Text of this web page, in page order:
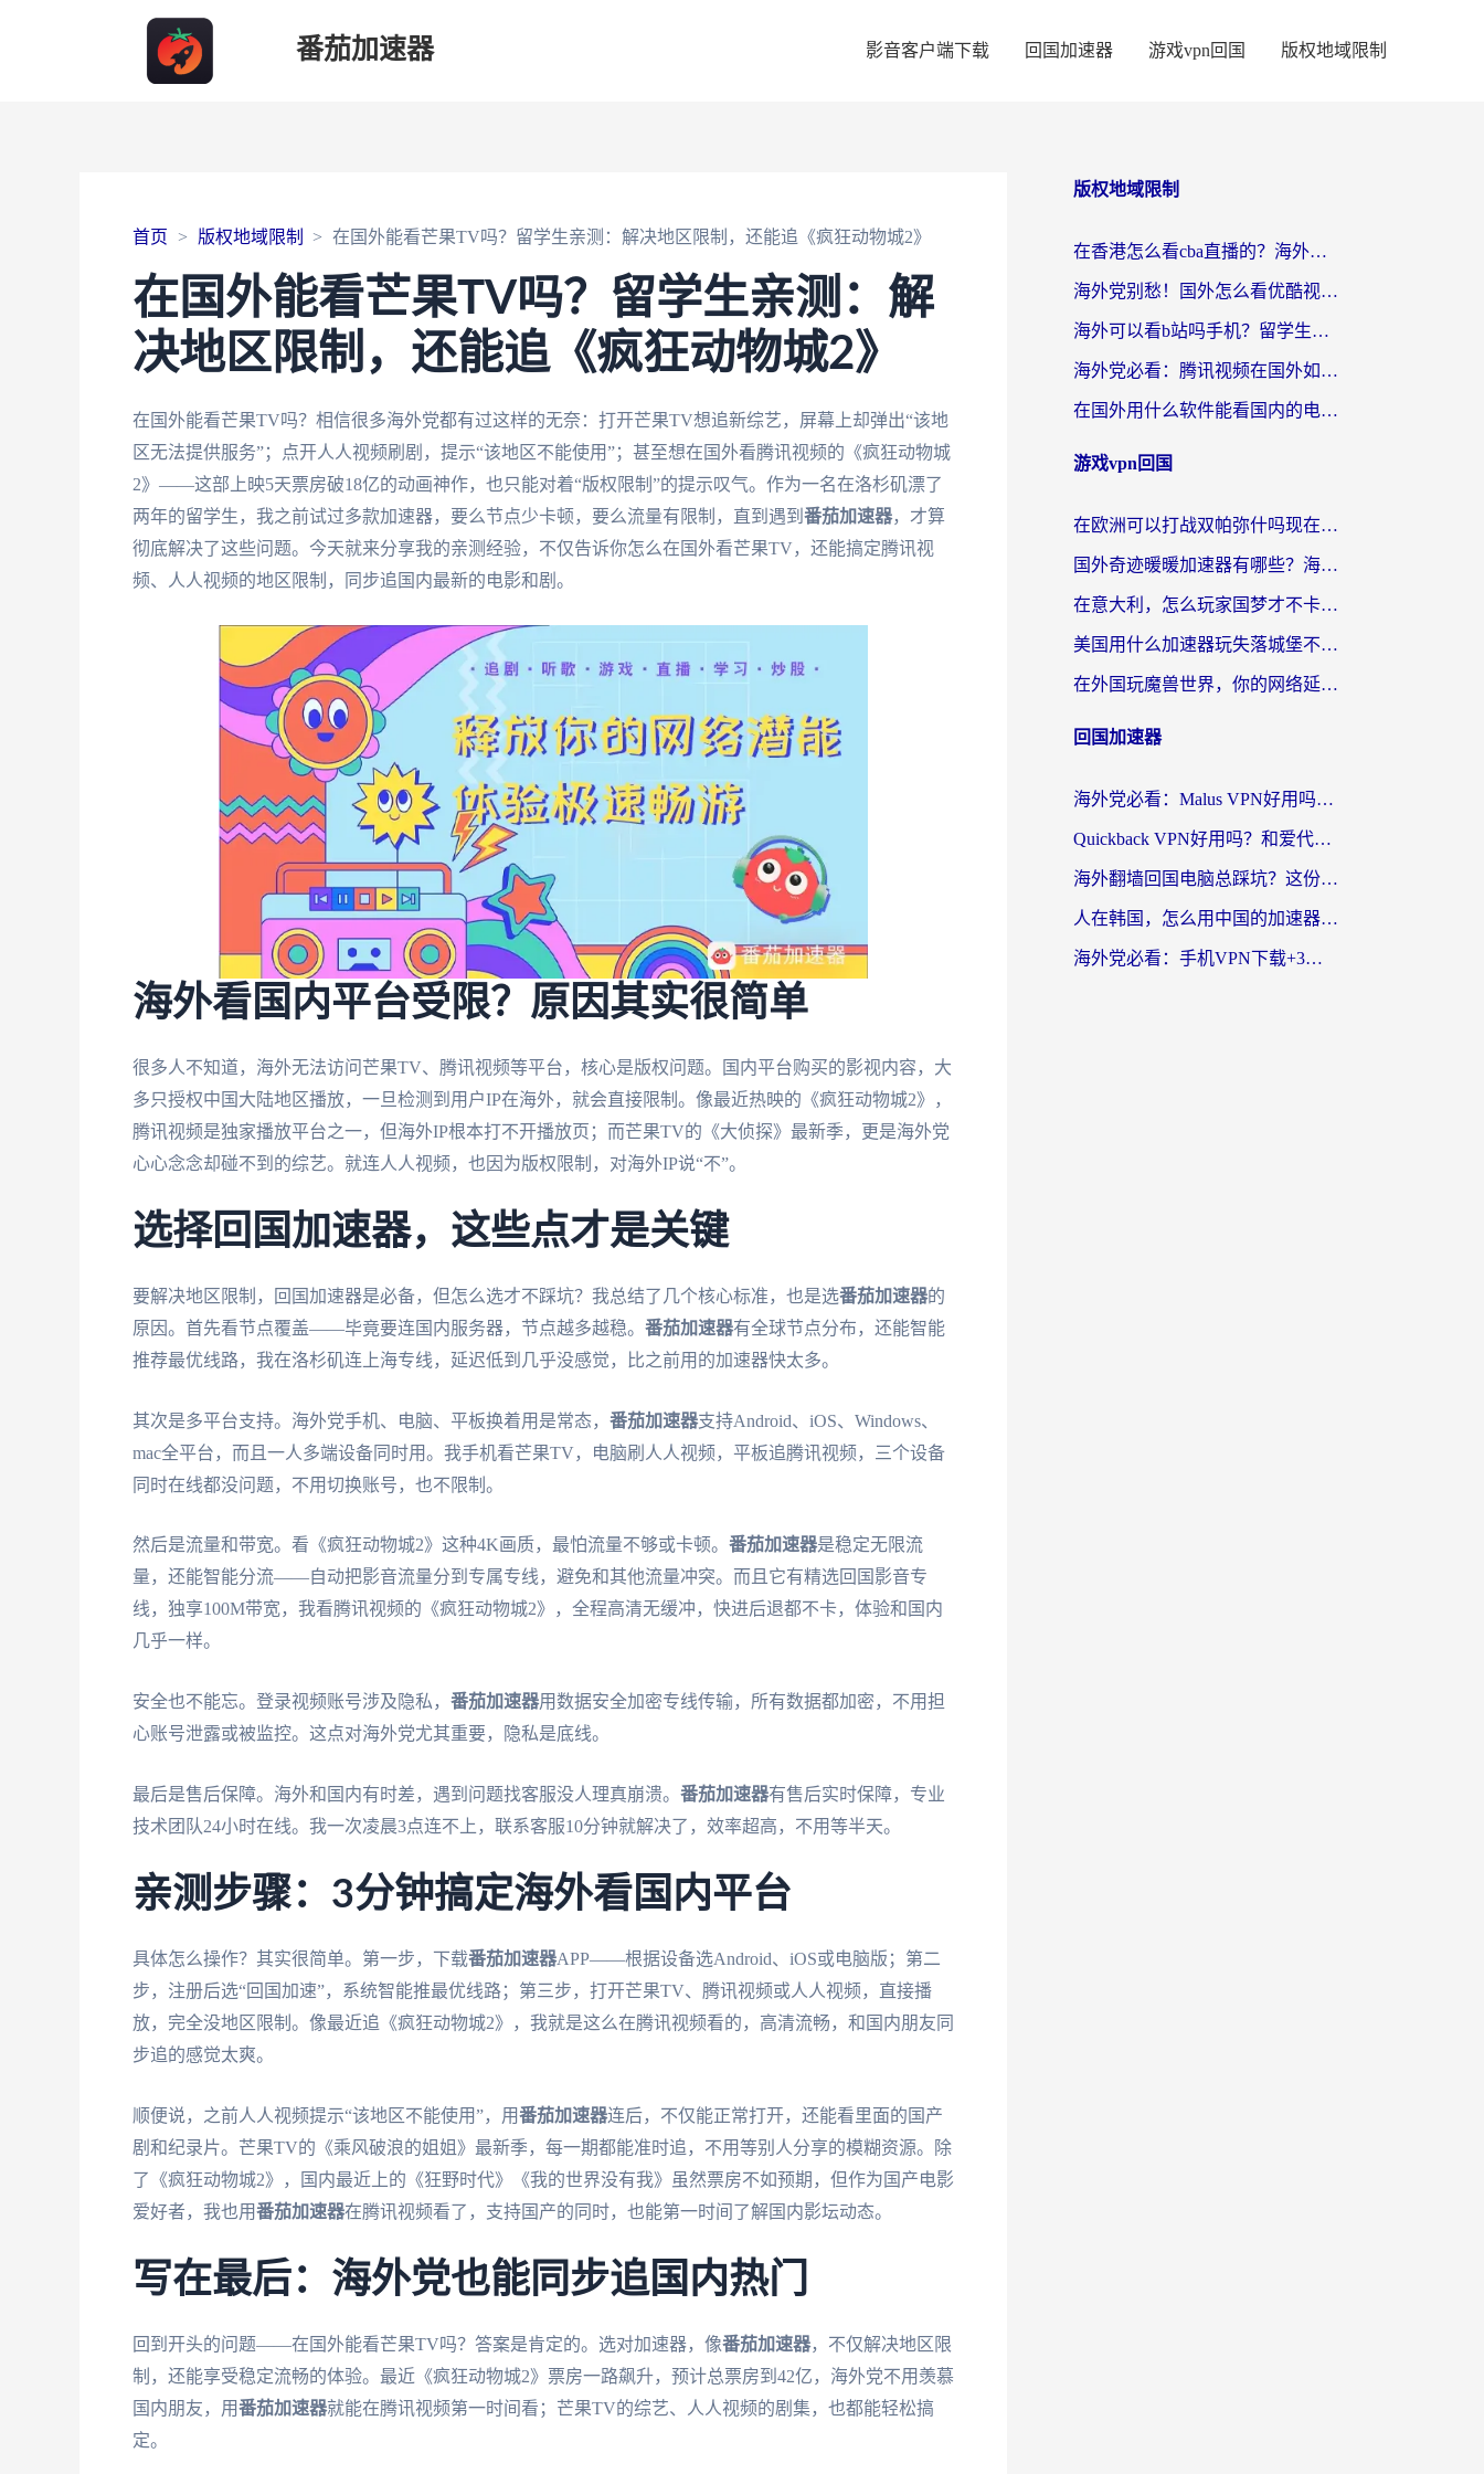
番茄加速器 影音客户端下载 回国加速器 游戏vpn回国 版权地域限制
首页 版权地域限制 在国外能看芒果TV吗？留学生亲测：解决地区限制，还能追《疯狂动物城2》
在国外能看芒果TV吗？留学生亲测：解
决地区限制，还能追《疯狂动物城2》
在国外能看芒果TV吗？相信很多海外党都有过这样的无奈：打开芒果TV想追新综艺，屏幕上却弹出“该地
区无法提供服务”；点开人人视频刷剧，提示“该地区不能使用”；甚至想在国外看腾讯视频的《疯狂动物城
2》——这部上映5天票房破18亿的动画神作，也只能对着“版权限制”的提示叹气。作为一名在洛杉矶漂了
两年的留学生，我之前试过多款加速器，要么节点少卡顿，要么流量有限制，直到遇到 番茄加速器，才算
彻底解决了这些问题。今天就来分享我的亲测经验，不仅告诉你怎么在国外看芒果TV，还能搞定腾讯视
频、人人视频的地区限制，同步追国内最新的电影和剧。
海外看国内平台受限？原因其实很简单
很多人不知道，海外无法访问芒果TV、腾讯视频等平台，核心是版权问题。国内平台购买的影视内容，大
多只授权中国大陆地区播放，一旦检测到用户IP在海外，就会直接限制。像最近热映的《疯狂动物城2》，
腾讯视频是独家播放平台之一，但海外IP根本打不开播放页；而芒果TV的《大侦探》最新季，更是海外党
心心念念却碰不到的综艺。就连人人视频，也因为版权限制，对海外IP说“不”。
选择回国加速器，这些点才是关键
要解决地区限制，回国加速器是必备，但怎么选才不踩坑？我总结了几个核心标准，也是选番茄加速器的
原因。首先看节点覆盖——毕竟要连国内服务器，节点越多越稳。 番茄加速器有全球节点分布，还能智能
推荐最优线路，我在洛杉矶连上海专线，延迟低到几乎没感觉，比之前用的加速器快太多。
其次是多平台支持。海外党手机、电脑、平板换着用是常态， 番茄加速器支持Android、iOS、Windows、
mac全平台，而且一人多端设备同时用。我手机看芒果TV，电脑刷人人视频，平板追腾讯视频，三个设备
同时在线都没问题，不用切换账号，也不限制。
然后是流量和带宽。看《疯狂动物城2》这种4K画质，最怕流量不够或卡顿。 番茄加速器是稳定无限流
量，还能智能分流——自动把影音流量分到专属专线，避免和其他流量冲突。而且它有精选回国影音专
线，独享100M带宽，我看腾讯视频的《疯狂动物城2》，全程高清无缓冲，快进后退都不卡，体验和国内
几乎一样。
安全也不能忘。登录视频账号涉及隐私， 番茄加速器用数据安全加密专线传输，所有数据都加密，不用担
心账号泄露或被监控。这点对海外党尤其重要，隐私是底线。
最后是售后保障。海外和国内有时差，遇到问题找客服没人理真崩溃。 番茄加速器有售后实时保障，专业
技术团队24小时在线。我一次凌晨3点连不上，联系客服10分钟就解决了，效率超高，不用等半天。
亲测步骤：3分钟搞定海外看国内平台
具体怎么操作？其实很简单。第一步，下载番茄加速器APP——根据设备选Android、iOS或电脑版；第二
步，注册后选“回国加速”，系统智能推最优线路；第三步，打开芒果TV、腾讯视频或人人视频，直接播
放，完全没地区限制。像最近追《疯狂动物城2》，我就是这么在腾讯视频看的，高清流畅，和国内朋友同
步追的感觉太爽。
顺便说，之前人人视频提示“该地区不能使用”，用番茄加速器连后，不仅能正常打开，还能看里面的国产
剧和纪录片。芒果TV的《乘风破浪的姐姐》最新季，每一期都能准时追，不用等别人分享的模糊资源。除
了《疯狂动物城2》，国内最近上的《狂野时代》《我的世界没有我》虽然票房不如预期，但作为国产电影
爱好者，我也用番茄加速器在腾讯视频看了，支持国产的同时，也能第一时间了解国内影坛动态。
写在最后：海外党也能同步追国内热门
回到开头的问题——在国外能看芒果TV吗？答案是肯定的。选对加速器，像番茄加速器，不仅解决地区限
制，还能享受稳定流畅的体验。最近《疯狂动物城2》票房一路飙升，预计总票房到42亿，海外党不用羡慕
国内朋友，用番茄加速器就能在腾讯视频第一时间看；芒果TV的综艺、人人视频的剧集，也都能轻松搞
定。
版权地域限制
在香港怎么看cba直播的？海外党体育观赛终极指南：告别版权限制，畅享中文解说
海外党别愁！国外怎么看优酷视频？一招解决追剧、看直播难题
海外可以看b站吗手机？留学生亲测有效的回国加速指南
海外党必看：腾讯视频在国外如何解除地域限制？附优酷咪咕使用指南
在国外用什么软件能看国内的电视剧啊？留学生亲测有效的回国加速方案
游戏vpn回国
在欧洲可以打战双帕弥什吗现在？跨越延迟墙的实战指南
国外奇迹暖暖加速器有哪些？海外党国服游戏畅玩终极指南（附亲测推荐）
在意大利，怎么玩家国梦才不卡？这份终极加速指南请收好
美国用什么加速器玩失落城堡不卡？海外党亲测有效的国服游戏加速指南
在外国玩魔兽世界，你的网络延迟是最大的敌人
回国加速器
海外党必看：Malus VPN好用吗？和迅猛兔VPN对比哪个回国效果更好？附真实体验与避坑指南
Quickback VPN好用吗？和爱代理VPN对比哪个回国效果更好？
海外翻墙回国电脑总踩坑？这份实测指南帮你选对加速器（附ChickCNinitapMalus对比）
人在韩国，怎么用中国的加速器刷剧打游戏？这份真实体验指南给你答案
海外党必看：手机VPN下载+3步选对回国加速器，无缝刷国内资源不再愁